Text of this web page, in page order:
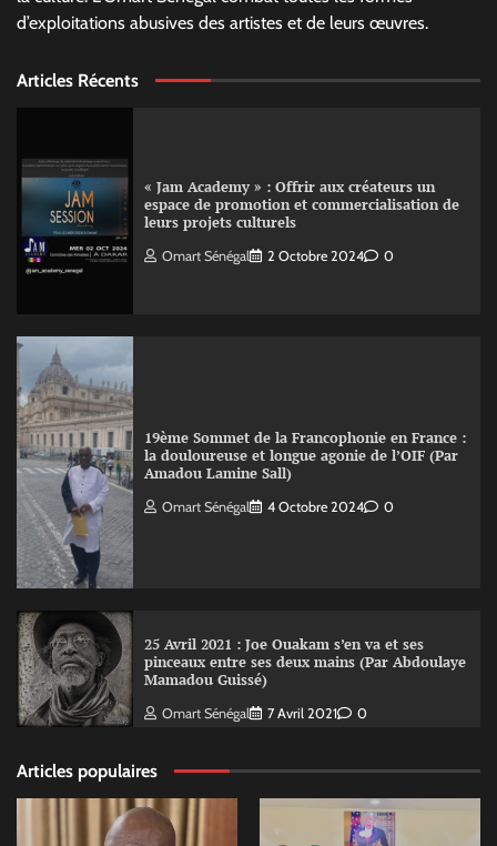
d’exploitations abusives des artistes et de leurs œuvres.
Articles Récents
« Jam Academy » : Offrir aux créateurs un
espace de promotion et commercialisation de
leurs projets culturels
Omart Sénégal 2 Octobre 2024 0
19ème Sommet de la Francophonie en France :
la douloureuse et longue agonie de l’OIF (Par
Amadou Lamine Sall)
Omart Sénégal 4 Octobre 2024 0
25 Avril 2021 : Joe Ouakam s’en va et ses
pinceaux entre ses deux mains (Par Abdoulaye
Mamadou Guissé)
Omart Sénégal 7 Avril 2021 0
Articles populaires